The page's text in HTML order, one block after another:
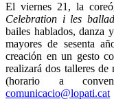
El viernes 21, la
Celebration i les
bailes hablados, danza
mayores de sesenta
creación en un gesto
realizará dos talleres
(horario a
comunicacio@lopati.cat